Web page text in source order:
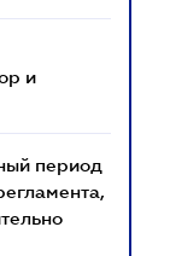
и
период